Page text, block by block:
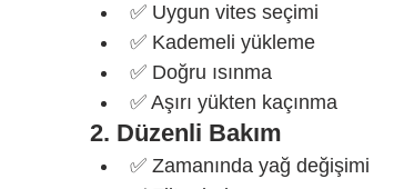
✅ Uygun vites seçimi
✅ Kademeli yükleme
✅ Doğru ısınma
✅ Aşırı yükten kaçınma
2. Düzenli Bakım
✅ Zamanında yağ değişimi